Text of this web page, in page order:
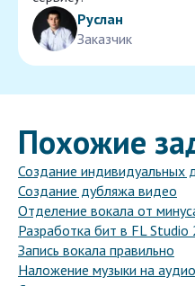
Руслан
Заказчик
Похожие
Создание индивидуальных
Создание дубляжа видео
Отделение вокала от
Разработка бит в FL Studio
Запись вокала правильно
Наложение музыки на